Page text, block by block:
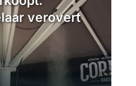
verovert